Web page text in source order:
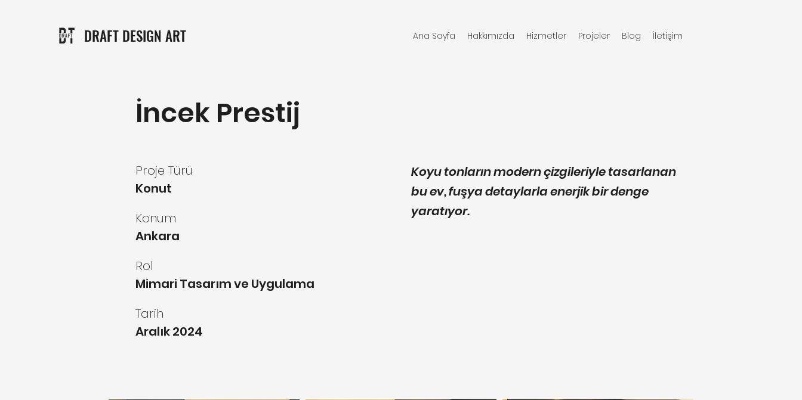
DRAFT DESIGN ART Ana Sayfa Hakkımızda Hizmetler Projeler Blog İletişim
İncek Prestij
Proje Türü
Konut
Konum
Ankara
Rol
Mimari Tasarım ve Uygulama
Koyu tonların modern çizgileriyle tasarlanan
bu ev, fuşya detaylarla enerjik bir denge
yaratıyor.
Tarih
Aralık 2024